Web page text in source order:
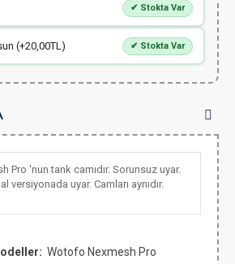
✔ Stokta Var
(+20,00TL) ✔ Stokta Var
Pro 'nun tank camıdır. Sorunsuz uyar.
versiyonada uyar. Camları aynıdır.
Wotofo Nexmesh Pro